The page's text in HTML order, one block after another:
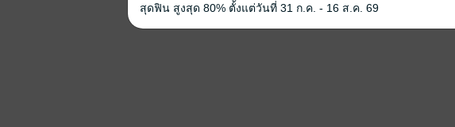
สุดฟิน สูงสุด 80% ตั้งแต่วันที่ 31 ก.ค. - 16 ส.ค. 69